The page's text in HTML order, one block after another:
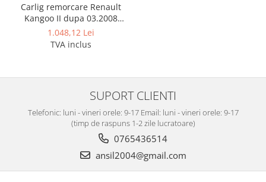
Carlig remorcare Renault
Kangoo II dupa 03.2008
demontabil automat cu
maneta marca Autohak
1.048,12 Lei
TVA inclus
SUPORT CLIENTI
Telefonic: luni - vineri orele: 9-17 Email: luni - vineri orele: 9-17
(timp de raspuns 1-2 zile lucratoare)
0765436514
ansil2004@gmail.com